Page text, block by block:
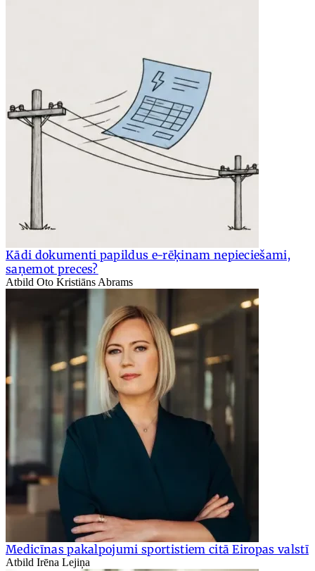
Kādi dokumenti papildus e-rēķinam nepieciešami,
saņemot preces?
Atbild Oto Kristiāns Abrams
Medicīnas pakalpojumi sportistiem citā Eiropas valstī
Atbild Irēna Lejiņa